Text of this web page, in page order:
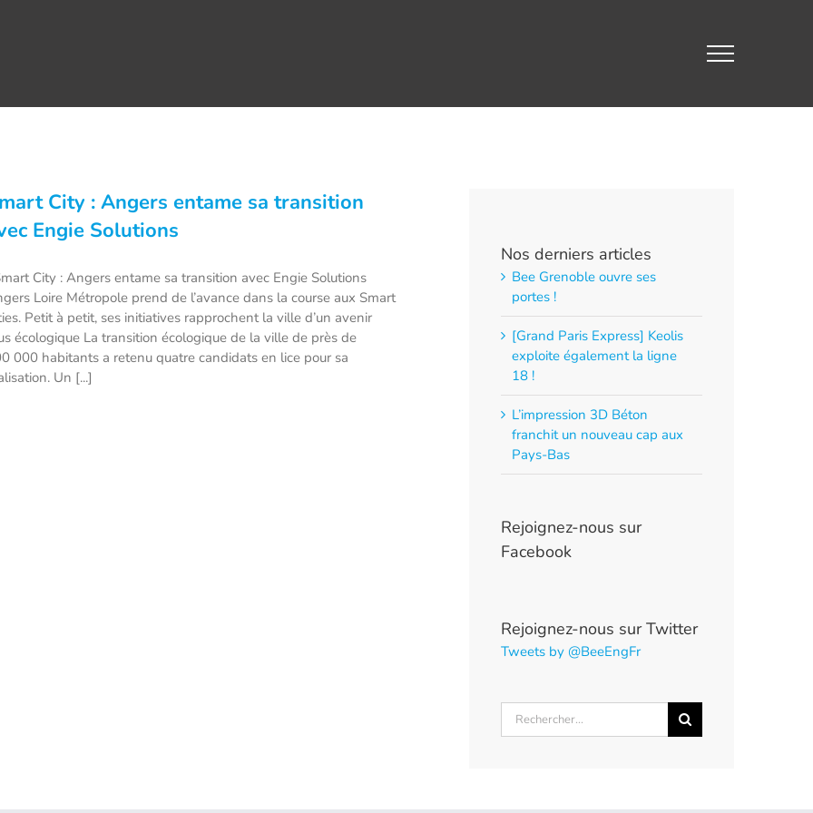
City : Angers entame sa transition
Engie Solutions
City : Angers entame sa transition avec Engie Solutions
Loire Métropole prend de l’avance dans la course aux Smart
Petit à petit, ses initiatives rapprochent la ville d’un avenir
écologique La transition écologique de la ville de près de
000 habitants a retenu quatre candidats en lice pour sa
Un [...]
Nos derniers articles
Bee Grenoble ouvre ses
portes !
[Grand Paris Express] Keolis
exploite également la ligne
18 !
L’impression 3D Béton
franchit un nouveau cap aux
Pays-Bas
Rejoignez-nous sur
Facebook
Rejoignez-nous sur Twitter
Tweets by @BeeEngFr
Rechercher: